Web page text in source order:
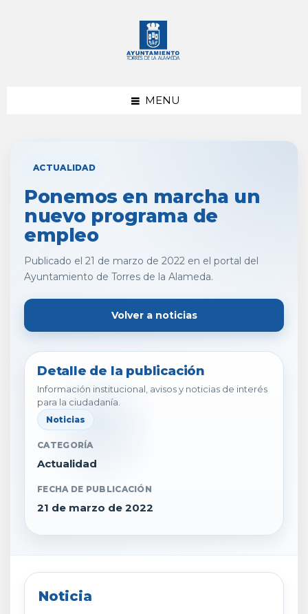
MENU
ACTUALIDAD
Ponemos en marcha un
nuevo programa de
empleo
Publicado el 21 de marzo de 2022 en el portal del
Ayuntamiento de Torres de la Alameda.
Volver a noticias
Detalle de la publicación
Información institucional, avisos y noticias de interés
para la ciudadanía.
Noticias
CATEGORÍA
Actualidad
FECHA DE PUBLICACIÓN
21 de marzo de 2022
Noticia